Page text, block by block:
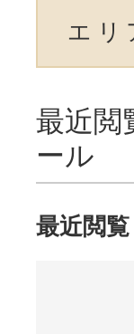
エリ
最近閲
ール
最近閲